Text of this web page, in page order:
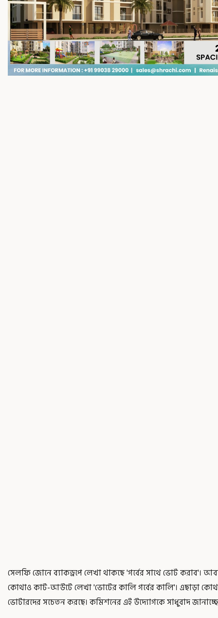
সেলফি জোনে ব্যাকড্রপে লেখা থাকছে 'গর্বের সাথে ভোট
কোথাও কাট-আউটে লেখা 'ভোটের কালি গর্বের কালি'। এছাড়া
ভোটারদের সচেতন করছে। কমিশনের এই উদ্যোগকে সাধুবাদ